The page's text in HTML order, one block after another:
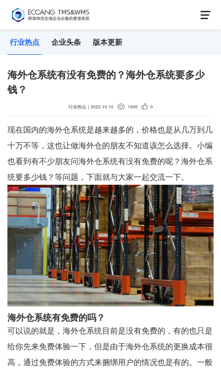
行业热点 企业头条 版本更新
海外仓系统有没有免费的？海外仓系统要多少
钱？
行业热点 ｜ 2022-10-10 1500 0
现在国内的海外仓系统是越来越多的，价格也是从几万到几
十万不等，这也让做海外仓的朋友不知道该怎么选择。小编
也看到有不少朋友问海外仓系统有没有免费的呢？海外仓系
统要多少钱？等问题，下面就与大家一起交流一下。
海外仓系统有免费的吗？
可以说的就是，海外仓系统目前是没有免费的，有的也只是
给你先来免费体验一下，但是由于海外仓系统的更换成本很
高，通过免费体验的方式来捆绑用户的情况也是有的。一般